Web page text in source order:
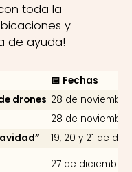
toda la
y
de ayuda!
📅 Fechas
drones 28 de noviembre
28 de
19, 20 y 21 de
27 de diciembre